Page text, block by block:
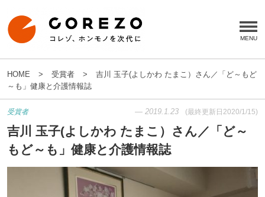
HOME 受賞者
吉川 玉子(よしかわ たまこ）さん／「ど～もど
～も」健康と介護情報誌
受賞者 — 2019.1.23 (最終更新日 2020/1/15)
吉川 玉子(よしかわ たまこ）さん／「ど～
もど～も」健康と介護情報誌